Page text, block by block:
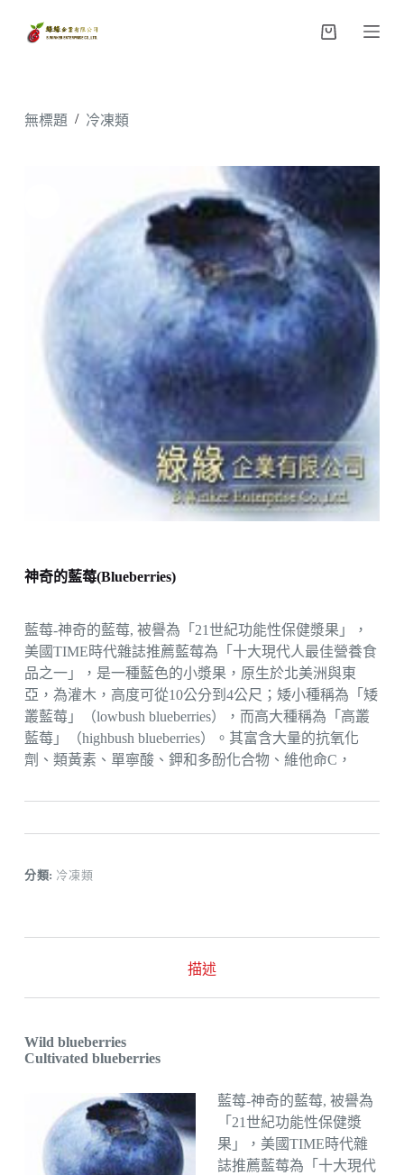
跳
至
容
購
無標題 / 冷凍類
神奇的藍莓(Blueberries)
藍莓-神奇的藍莓, 被譽為「21世紀功能性保健漿果」，
美國TIME時代雜誌推薦藍莓為「十大現代人最佳營養食
品之一」，是一種藍色的小漿果，原生於北美洲與東
亞，為灌木，高度可從10公分到4公尺；矮小種稱為「矮
叢藍莓」（lowbush blueberries），而高大種稱為「高叢
藍莓」（highbush blueberries）。其富含大量的抗氧化
劑、類黃素、單寧酸、鉀和多酚化合物、維他命C，
分類: 冷凍類
描述
Wild blueberries
Cultivated blueberries
藍莓-神奇的藍莓, 被譽為
「21世紀功能性保健漿
果」，美國TIME時代雜
誌推薦藍莓為「十大現代